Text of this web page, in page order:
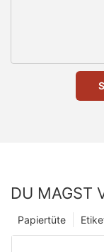
DU MAGST
Papiertüte